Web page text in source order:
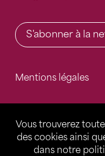
Vous trouverez
des cookies ainsi
dans notre
S'abonner à la
Mentions légales